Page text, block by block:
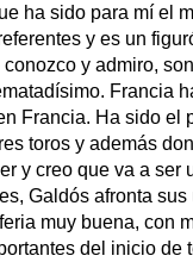
ha sido para mí el
y es un
y admiro,
Francia
Francia. Ha sido el
toros y además
y creo que va a ser
Galdós afronta sus
muy buena, con
del inicio de